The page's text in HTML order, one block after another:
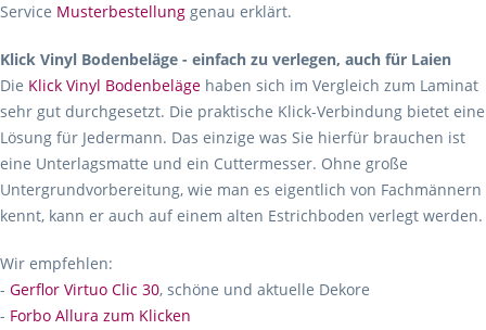
Service Musterbestellung genau erklärt.
Klick Vinyl Bodenbeläge - einfach zu verlegen, auch für Laien
Die Klick Vinyl Bodenbeläge haben sich im Vergleich zum Laminat
sehr gut durchgesetzt. Die praktische Klick-Verbindung bietet eine
Lösung für Jedermann. Das einzige was Sie hierfür brauchen ist
eine Unterlagsmatte und ein Cuttermesser. Ohne große
Untergrundvorbereitung, wie man es eigentlich von Fachmännern
kennt, kann er auch auf einem alten Estrichboden verlegt werden.
Wir empfehlen:
- Gerflor Virtuo Clic 30, schöne und aktuelle Dekore
- Forbo Allura zum Klicken